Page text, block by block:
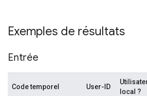
Exemples de résultats
Entrée
Code temporel User-ID
local ?